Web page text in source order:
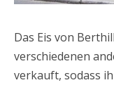
Das Eis von
verschiedenen
verkauft, sodass